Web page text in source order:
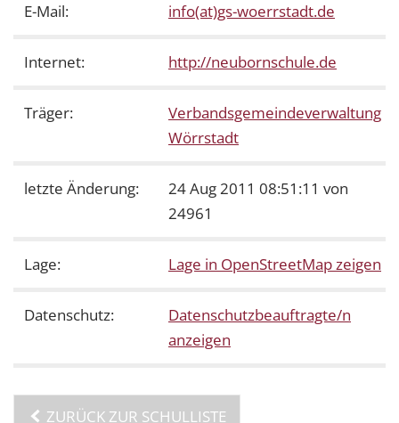
E-Mail: info(at)gs-woerrstadt.de
Internet: http://neubornschule.de
Träger:
Verbandsgemeindeverwaltung
Wörrstadt
letzte Änderung:
24 Aug 2011 08:51:11 von
24961
Lage: Lage in OpenStreetMap zeigen
Datenschutz:
Datenschutzbeauftragte/n
anzeigen
ZURÜCK ZUR SCHULLISTE